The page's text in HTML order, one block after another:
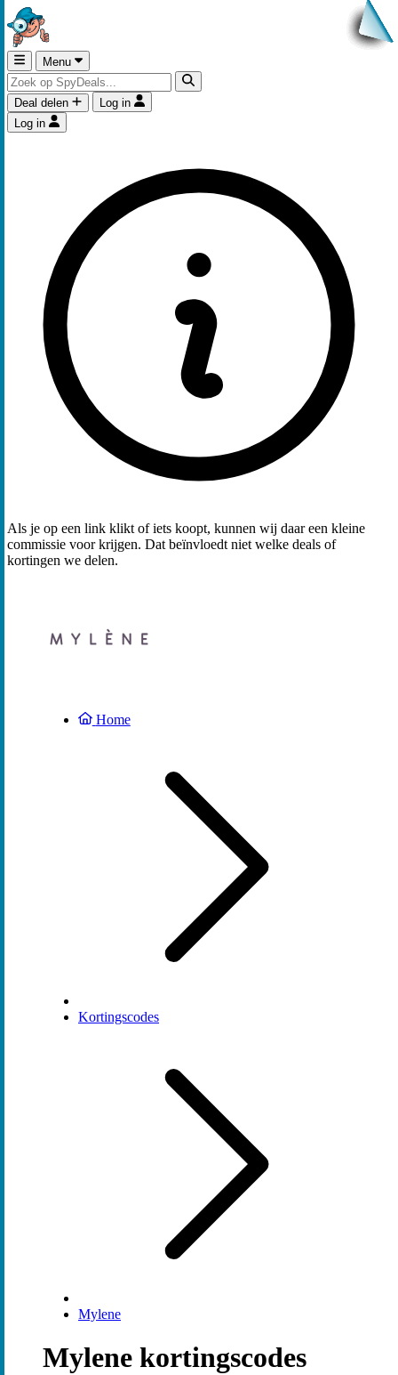
Menu
Deal delen
Log in
Log in
Als je op een link klikt of iets koopt, kunnen wij daar een kleine
commissie voor krijgen. Dat beïnvloedt niet welke deals of
kortingen we delen.
Home
Kortingscodes
Mylene
Mylene kortingscodes